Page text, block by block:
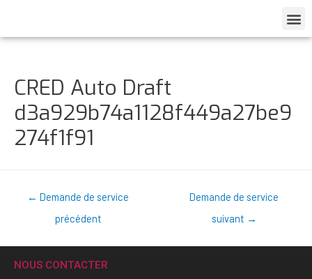
CRED Auto Draft
d3a929b74a1128f449a27be9
274f1f91
← Demande de service
précédent
Demande de service
suivant →
NOUS CONTACTER